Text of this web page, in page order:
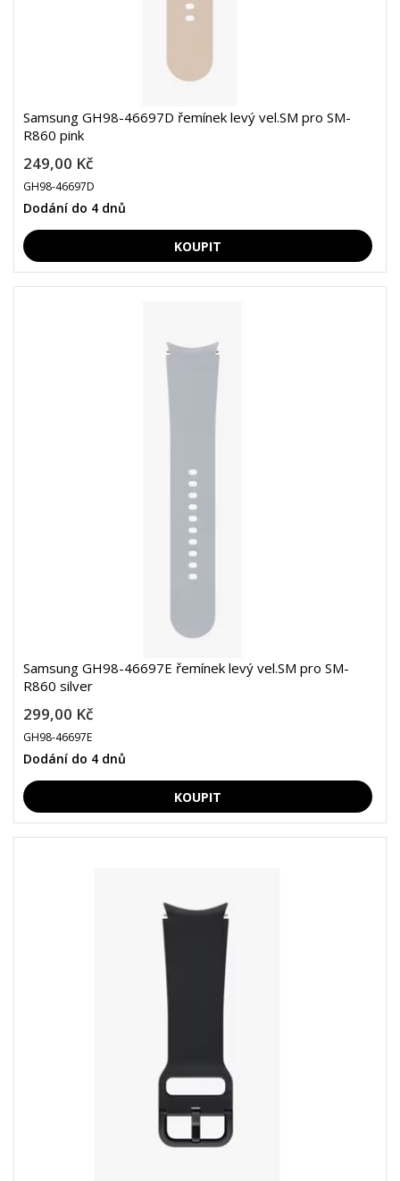
Samsung GH98-46697D řemínek levý vel.SM pro SM-
R860 pink
249,00 Kč
GH98-46697D
Dodání do 4 dnů
Samsung GH98-46697E řemínek levý vel.SM pro SM-
R860 silver
299,00 Kč
GH98-46697E
Dodání do 4 dnů